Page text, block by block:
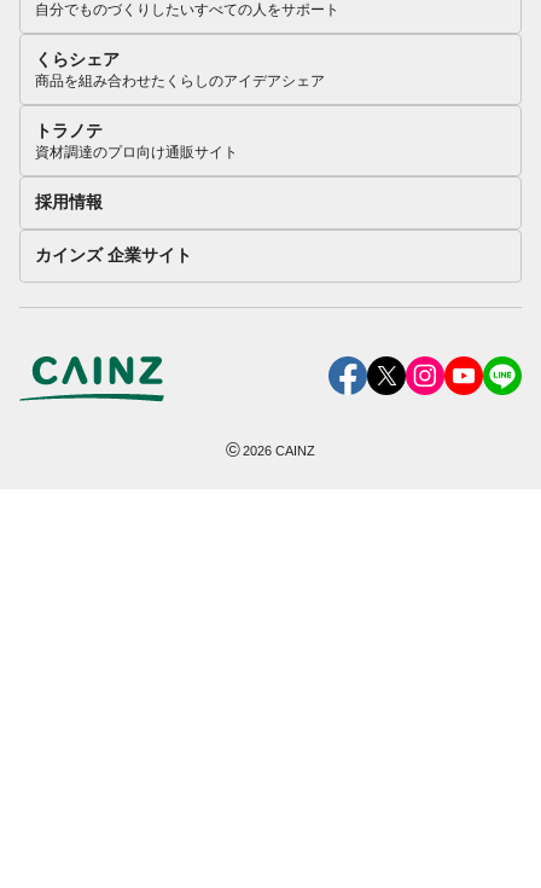
自分でものづくりしたいすべての人をサポート
くらシェア
商品を組み合わせたくらしのアイデアシェア
トラノテ
資材調達のプロ向け通販サイト
採用情報
カインズ 企業サイト
©2026 CAINZ